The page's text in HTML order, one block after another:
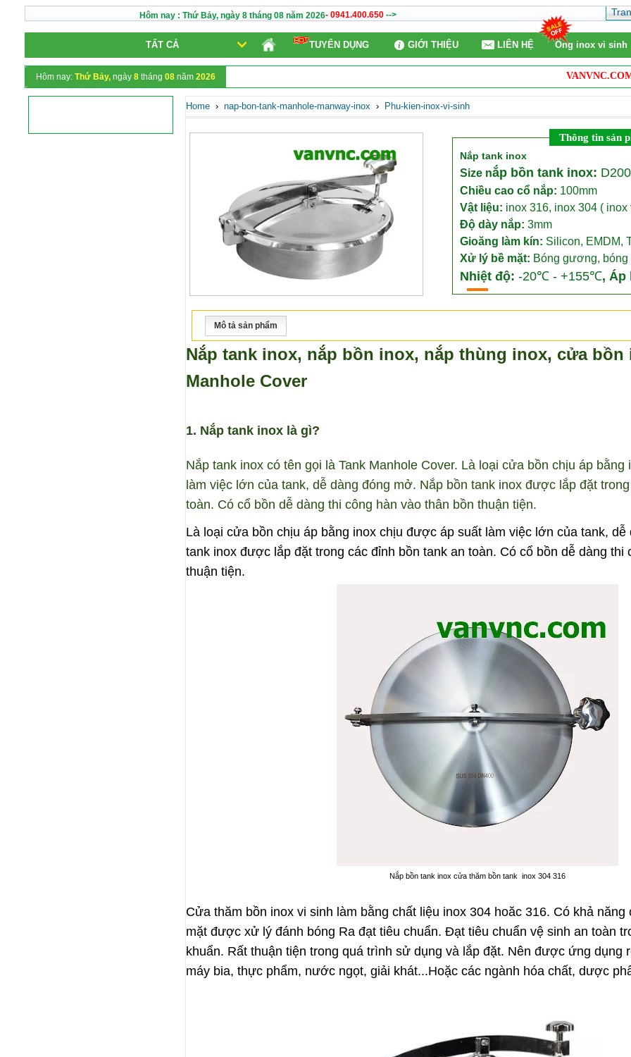
Hôm nay : Thứ Bảy, ngày 8 tháng 08 năm 2026- 0941.400.650 -->
TẤT CẢ TUYỂN DỤNG GIỚI THIỆU LIÊN HỆ Ống inox vi sinh
Hôm nay: Thứ Bảy, ngày 8tháng 08năm 2026 VANVNC.COM
Home › nap-bon-tank-manhole-manway-inox › Phu-kien-inox-vi-sinh
Thông tin sản
Nắp tank inox
Size nắp bồn tank inox:
Chiều cao cổ nắp: 100mm
Vật liệu: inox 316, inox 304 (
Độ dày nắp: 3mm
Gioăng làm kín: Silicon, EMDM,
Xử lý bề mặt: Bóng gương,
Nhiệt độ: -20℃ - +155℃, Áp
Mô tả sản phẩm
Nắp tank inox, nắp bồn inox, nắp thùng inox, cửa bồn
Manhole Cover
1. Nắp tank inox là gì?
Nắp tank inox có tên gọi là Tank Manhole Cover. Là loại cửa bồn chịu áp
làm việc lớn của tank, dễ dàng đóng mở. Nắp bồn tank inox được lắp đặt
toàn. Có cổ bồn dễ dàng thi công hàn vào thân bồn thuận tiện.
Là loại cửa bồn chịu áp bằng inox chịu được áp suất làm việc lớn của tank,
tank inox được lắp đặt trong các đỉnh bồn tank an toàn. Có cổ bồn dễ dàng thi
thuận tiện.
Nắp bồn tank inox cửa thăm bồn tank inox 304 316
Cửa thăm bồn inox vi sinh làm bằng chất liệu inox 304 hoăc 316. Có khả năng
mặt được xử lý đánh bóng Ra đạt tiêu chuẩn. Đạt tiêu chuẩn vệ sinh an toàn
khuẩn. Rất thuận tiện trong quá trình sử dụng và lắp đặt. Nên được ứng dụng
máy bia, thực phẩm, nước ngọt, giải khát...Hoặc các ngành hóa chất, dược